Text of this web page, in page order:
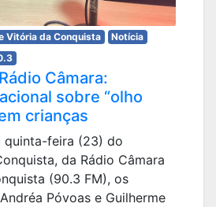
Vitória da Conquista
Notícia
Câmara:
sobre “olho
crianças
quinta-feira (23) do
da Rádio Câmara
(90.3 FM), os
Póvoas e Guilherme